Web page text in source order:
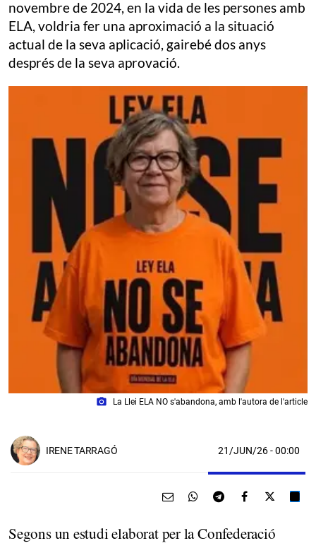
novembre de 2024, en la vida de les persones amb
ELA, voldria fer una aproximació a la situació
actual de la seva aplicació, gairebé dos anys
després de la seva aprovació.
photo_camera La Llei ELA NO s'abandona, amb l'autora de l'article
IRENE TARRAGÓ 21/JUN/26- 00:00
Segons un estudi elaborat per la Confederació